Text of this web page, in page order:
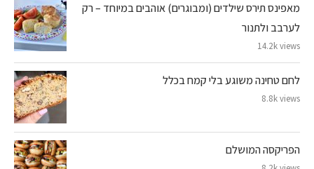
מאפינס תירס שילדים (ומבוגרים) אוהבים במיוחד – רק
לערבב ולתנור
14.2k views
לחם טחינה משוגע בלי קמח בכלל
8.8k views
הפריקסה המושלם